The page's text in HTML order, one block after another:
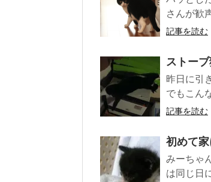
さんが歓
記事を読む
ストーブ
昨日に引
でもこん
記事を読む
初めて家
みーちゃ
は同じ日